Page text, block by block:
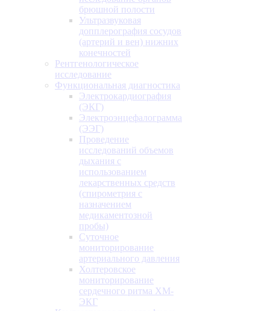
брюшной полости
Ультразвуковая
допплерография сосудов
(артерий и вен) нижних
конечностей
Рентгенологическое
исследование
Функциональная диагностика
Электрокардиография
(ЭКГ)
Электроэнцефалограмма
(ЭЭГ)
Проведение
исследований объемов
дыхания с
использованием
лекарственных средств
(спирометрия с
назначением
медикаментозной
пробы)
Суточное
мониторирование
артериального давления
Холтеровское
мониторирование
сердечного ритма ХМ-
ЭКГ